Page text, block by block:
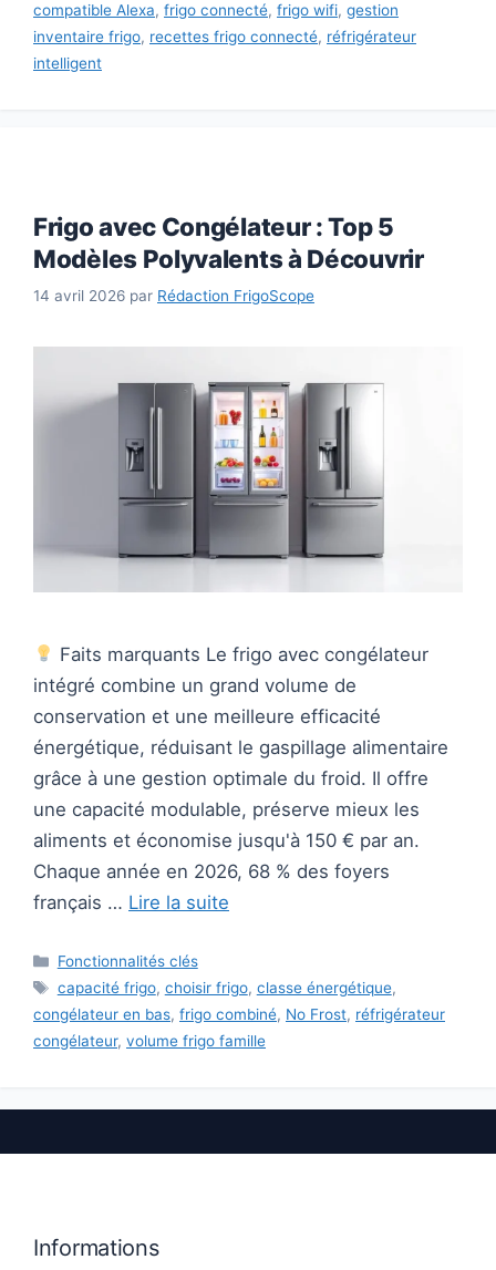
compatible Alexa, frigo connecté, frigo wifi, gestion
inventaire frigo, recettes frigo connecté, réfrigérateur
intelligent
Frigo avec Congélateur : Top 5
Modèles Polyvalents à Découvrir
14 avril 2026 par Rédaction FrigoScope
Faits marquants Le frigo avec congélateur
intégré combine un grand volume de
conservation et une meilleure efficacité
énergétique, réduisant le gaspillage alimentaire
grâce à une gestion optimale du froid. Il offre
une capacité modulable, préserve mieux les
aliments et économise jusqu'à 150 € par an.
Chaque année en 2026, 68 % des foyers
français … Lire la suite
Catégories
Fonctionnalités clés
Étiquettes
capacité frigo, choisir frigo, classe énergétique,
congélateur en bas, frigo combiné, No Frost, réfrigérateur
congélateur, volume frigo famille
Informations